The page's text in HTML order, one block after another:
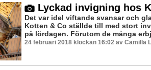
Lyckad invigning hos
Det var idel viftande svansar och
Kotten & Co ställde till med stort
på lördagen. Förutom de många
24 februari 2018 klockan 16:02 av Camilla